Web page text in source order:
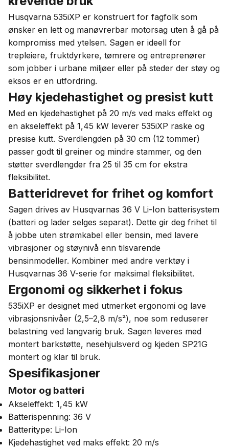
Husqvarna 535iXP er konstruert for fagfolk som
ønsker en lett og manøvrerbar motorsag uten å gå på
kompromiss med ytelsen. Sagen er ideell for
trepleiere, fruktdyrkere, tømrere og entreprenører
som jobber i urbane miljøer eller på steder der støy og
eksos er en utfordring.
Høy kjedehastighet og presist kutt
Med en kjedehastighet på 20 m/s ved maks effekt og
en akseleffekt på 1,45 kW leverer 535iXP raske og
presise kutt. Sverdlengden på 30 cm (12 tommer)
passer godt til greiner og mindre stammer, og den
støtter sverdlengder fra 25 til 35 cm for ekstra
fleksibilitet.
Batteridrevet for frihet og komfort
Sagen drives av Husqvarnas 36 V Li-Ion batterisystem
(batteri og lader selges separat). Dette gir deg frihet til
å jobbe uten strømkabel eller bensin, med lavere
vibrasjoner og støynivå enn tilsvarende
bensinmodeller. Kombiner med andre verktøy i
Husqvarnas 36 V-serie for maksimal fleksibilitet.
Ergonomi og sikkerhet i fokus
535iXP er designet med utmerket ergonomi og lave
vibrasjonsnivåer (2,5–2,8 m/s²), noe som reduserer
belastning ved langvarig bruk. Sagen leveres med
montert barkstøtte, nesehjulsverd og kjeden SP21G
montert og klar til bruk.
Spesifikasjoner
Motor og batteri
Akseleffekt: 1,45 kW
Batterispenning: 36 V
Batteritype: Li-Ion
Kjedehastighet ved maks effekt: 20 m/s